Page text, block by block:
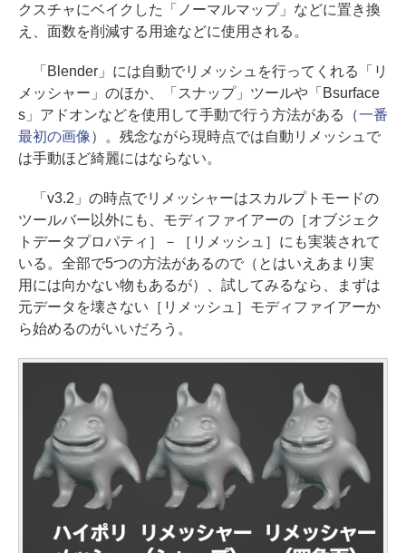
クスチャにベイクした「ノーマルマップ」などに置き換
え、面数を削減する用途などに使用される。
「Blender」には自動でリメッシュを行ってくれる「リ
メッシャー」のほか、「スナップ」ツールや「Bsurface
s」アドオンなどを使用して手動で行う方法がある（一番
最初の画像）。残念ながら現時点では自動リメッシュで
は手動ほど綺麗にはならない。
「v3.2」の時点でリメッシャーはスカルプトモードの
ツールバー以外にも、モディファイアーの［オブジェク
トデータプロパティ］－［リメッシュ］にも実装されて
いる。全部で5つの方法があるので（とはいえあまり実
用には向かない物もあるが）、試してみるなら、まずは
元データを壊さない［リメッシュ］モディファイアーか
ら始めるのがいいだろう。